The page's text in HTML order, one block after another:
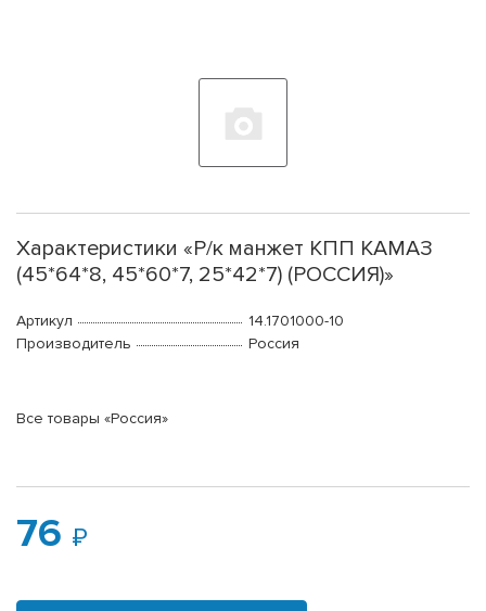
Характеристики «Р/к манжет КПП КАМАЗ
(45*64*8, 45*60*7, 25*42*7) (РОССИЯ)»
Артикул
14.1701000-10
Производитель
Россия
Все товары «Россия»
76